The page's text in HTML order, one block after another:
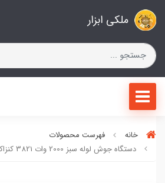
ملکی ابزار
خانه
فهرست محصولات
دستگاه جوش لوله سبز 2000 وات 3821 کنزاکس (پس کرایه)